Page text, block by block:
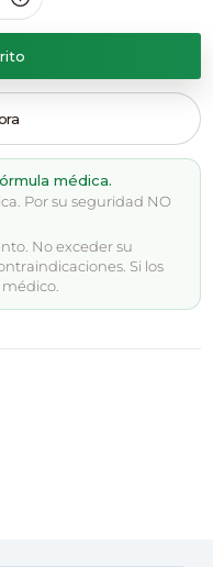
médica.
Por su seguridad NO
No exceder su
Si los